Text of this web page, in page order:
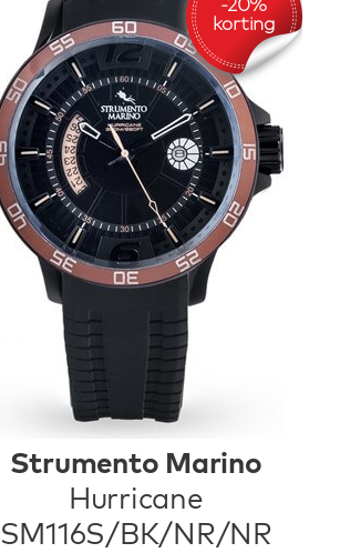
Strumento Marino
Hurricane
SM116S/BK/NR/NR